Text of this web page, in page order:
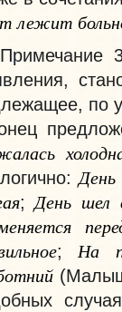
лежит
Примечание
по
День
; День шел
; На